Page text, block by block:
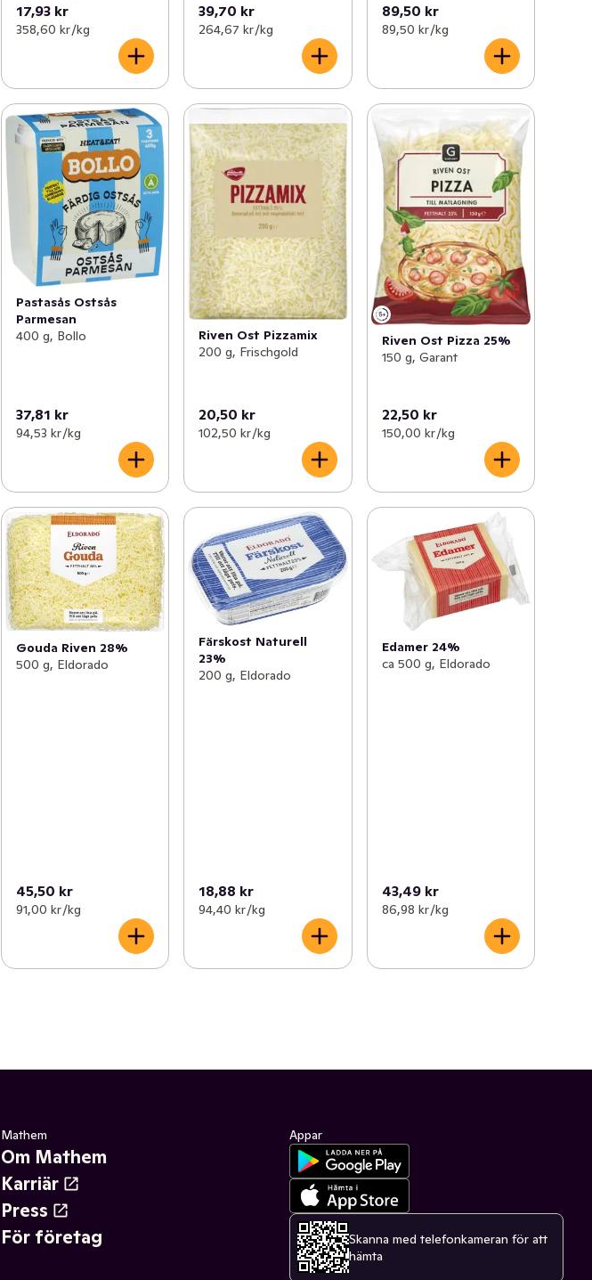
17,93 kr
358,60 kr /kg
39,70 kr
264,67 kr /kg
89,50 kr
89,50 kr /kg
Pastasås Ostsås
Parmesan
400 g, Bollo
37,81 kr
94,53 kr /kg
Riven Ost Pizzamix
200 g, Frischgold
20,50 kr
102,50 kr /kg
Riven Ost Pizza 25%
150 g, Garant
22,50 kr
150,00 kr /kg
Gouda Riven 28%
500 g, Eldorado
45,50 kr
91,00 kr /kg
Färskost Naturell
23%
200 g, Eldorado
18,88 kr
94,40 kr /kg
Edamer 24%
ca 500 g, Eldorado
43,49 kr
86,98 kr /kg
Mathem
Om Mathem
Karriär
Press
För företag
Appar
Skanna med telefonkameran för att
hämta